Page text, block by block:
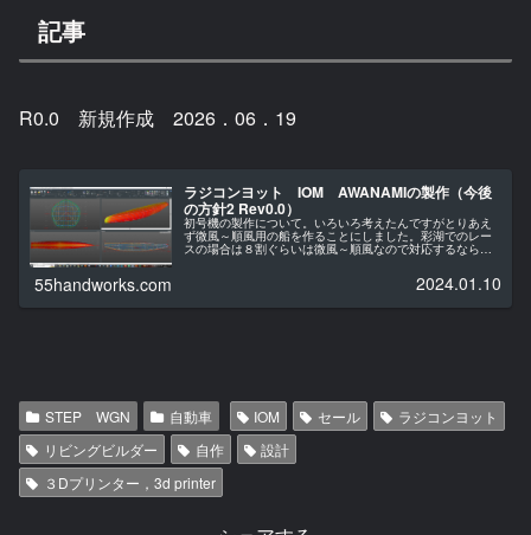
記事
R0.0 新規作成 2026．06．19
ラジコンヨット IOM AWANAMIの製作（今後
の方針2 Rev0.0）
初号機の製作について。いろいろ考えたんですがとりあえ
ず微風～順風用の船を作ることにしました。彩湖でのレー
スの場合は８割ぐらいは微風～順風なので対応するならま
55handworks.com 2024.01.10
STEP WGN 自動車 IOM セール
ラジコンヨット
リビングビルダー
自作
設計
３Dプリンター，3d printer